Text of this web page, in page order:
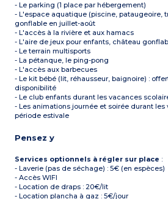
- Le parking (1 place par hébergement)
- L'espace aquatique (piscine, pataugeoire,
gonflable en juillet-août
- L'accès à la rivière et aux hamacs
- L'aire de jeux pour enfants, château
- Le terrain multisports
- La pétanque, le ping-pong
- L'accès aux barbecues
- Le kit bébé (lit, réhausseur, baignoire) :
disponibilité
- Le club enfants durant les vacances
- Les animations journée et soirée durant
période estivale
Pensez y
Services optionnels à régler sur place :
- Laverie (pas de séchage) : 5€ (en espèces)
- Accès WIFI
- Location de draps : 20€/lit
- Location plancha à gaz : 5€/jour